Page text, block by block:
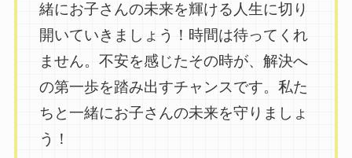
緒にお子さんの未来を輝ける人生に切り
開いていきましょう！時間は待ってくれ
ません。不安を感じたその時が、解決へ
の第一歩を踏み出すチャンスです。私た
ちと一緒にお子さんの未来を守りましょ
う！